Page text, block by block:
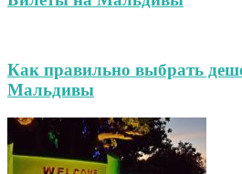
Как правильно выбрать
Мальдивы